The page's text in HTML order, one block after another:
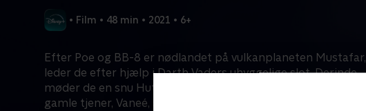
• Film • 48 min • 2021 • 6+
Efter Poe og BB-8 er nødlandet på vulkanplaneten Mustafar,
leder de efter hjælp i Darth Vaders uhyggelige slot. Derinde
møder de en snu Hutt, en modig mekaniker og Dart Vaders
gamle tjener, Vaneé, som opvarter dem med tre uhyggelige